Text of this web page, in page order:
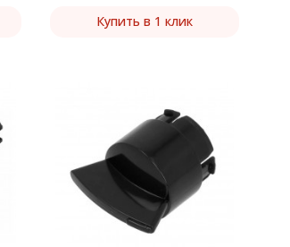
Купить в 1 клик